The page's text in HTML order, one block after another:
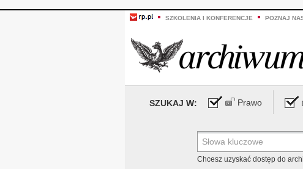
SZKOLENIA I KONFERENCJE POZNAJ
SZUKAJ W: Prawo
Chcesz uzyskać dostęp do